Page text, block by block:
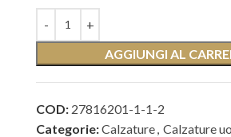
AGGIUNGI AL
COD: 27816201-1-1-2
Categorie:Calzature Calzature